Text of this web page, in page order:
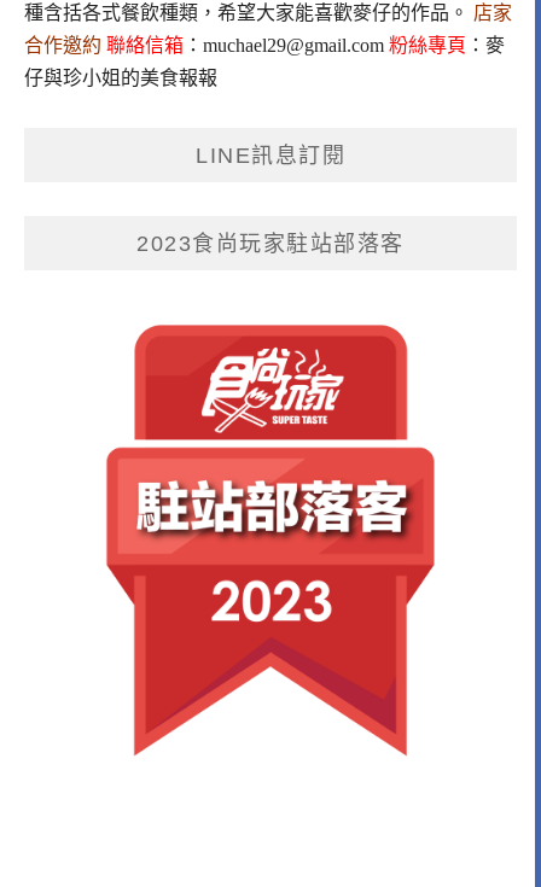
種含括各式餐飲種類，希望大家能喜歡麥仔的作品。 店家
合作邀約 聯絡信箱 ： muchael29@gmail.com 粉絲專頁 ： 麥
仔與珍小姐的美食報報
LINE訊息訂閱
2023食尚玩家駐站部落客